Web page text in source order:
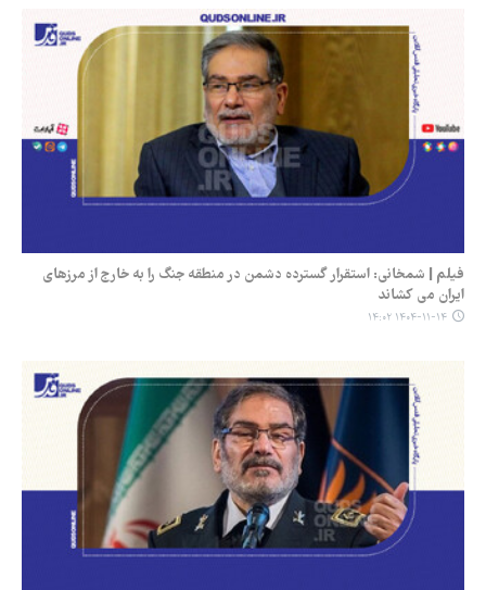
فیلم | شمخانی: استقرار گسترده دشمن در منطقه جنگ را به خارج از مرزهای
ایران می کشاند
۱۴۰۴-۱۱-۱۴ ۱۴:۰۲